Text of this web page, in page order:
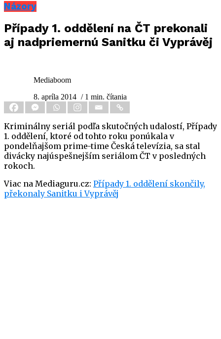
Názory
Případy 1. oddělení na ČT prekonali
aj nadpriemernú Sanitku či Vyprávěj
Mediaboom
8. apríla 2014 / 1 min. čítania
Kriminálny seriál podľa skutočných udalostí, Případy
1. oddělení, ktoré od tohto roku ponúkala v
pondelňajšom prime-time Česká televízia, sa stal
divácky najúspešnejším seriálom ČT v posledných
rokoch.
Viac na Mediaguru.cz: Případy 1. oddělení skončily,
překonaly Sanitku i Vyprávěj